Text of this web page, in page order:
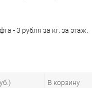
- 3 рубля за кг. за этаж.
В корзину